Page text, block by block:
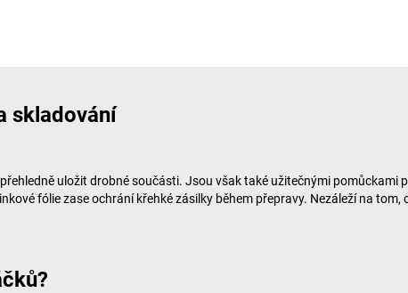
skladování
uložit drobné součásti. Jsou však také užitečnými pomůckami
fólie zase ochrání křehké zásilky během přepravy. Nezáleží na